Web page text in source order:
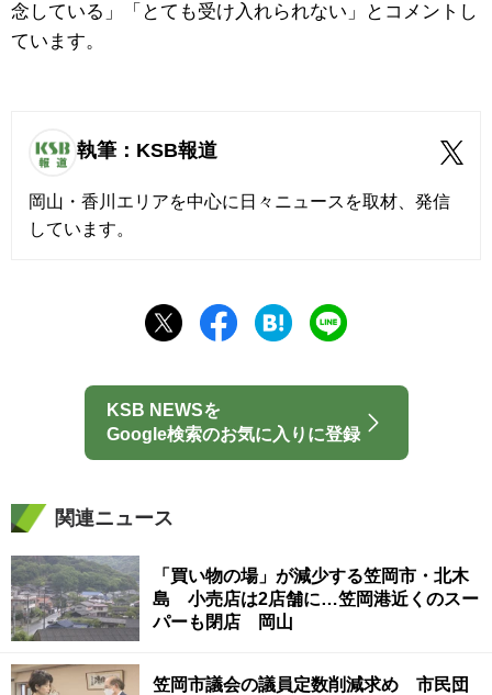
念している」「とても受け入れられない」とコメントし
ています。
執筆：KSB報道
岡山・香川エリアを中心に日々ニュースを取材、発信
しています。
KSB NEWSを
Google検索のお気に入りに登録
関連ニュース
「買い物の場」が減少する笠岡市・北木
島 小売店は2店舗に…笠岡港近くのスー
パーも閉店 岡山
笠岡市議会の議員定数削減求め 市民団